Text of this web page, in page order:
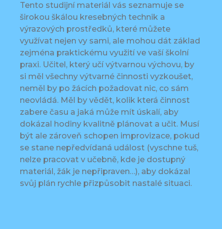
Tento studijní materiál vás seznamuje se
širokou škálou kresebných technik a
výrazových prostředků, které můžete
využívat nejen vy sami, ale mohou dát základ
zejména praktickému využití ve vaší školní
praxi. Učitel, který učí výtvarnou výchovu, by
si měl všechny výtvarné činnosti vyzkoušet,
neměl by po žácích požadovat nic, co sám
neovládá. Měl by vědět, kolik která činnost
zabere času a jaká může mít úskalí, aby
dokázal hodiny kvalitně plánovat a učit. Musí
být ale zároveň schopen improvizace, pokud
se stane nepředvídaná událost (vyschne tuš,
nelze pracovat v učebně, kde je dostupný
materiál, žák je nepřipraven…), aby dokázal
svůj plán rychle přizpůsobit nastalé situaci.